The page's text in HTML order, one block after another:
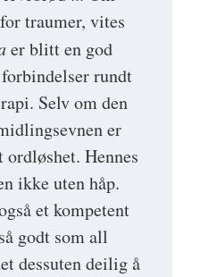
traumer, vites
er blitt en god
rundt
Selv om den
er
Hennes
ikke uten håp.
et kompetent
godt som all
dessuten deilig å